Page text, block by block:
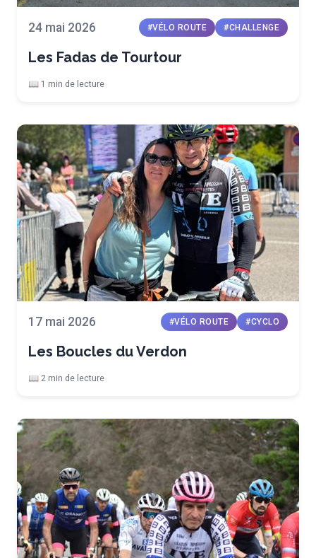
24 mai 2026 #VÉLO ROUTE #CHALLENGE
Les Fadas de Tourtour
📖 1 min de lecture
17 mai 2026 #VÉLO ROUTE #CYCLO
Les Boucles du Verdon
📖 2 min de lecture